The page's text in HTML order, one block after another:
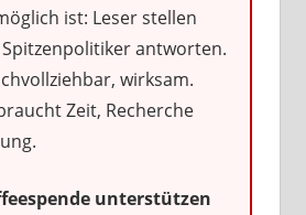
ist: Leser stellen
Spitzenpolitiker antworten.
wirksam.
Zeit, Recherche
unterstützen